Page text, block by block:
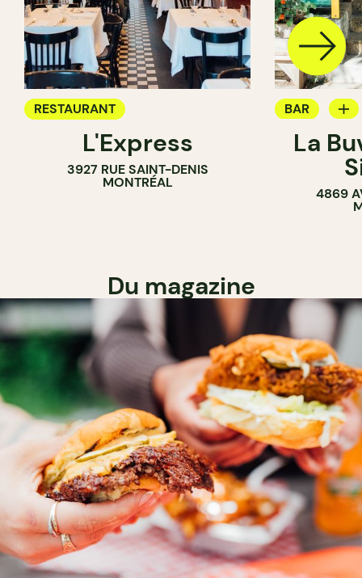
RESTAURANT
L'Express
3927 RUE SAINT-DENIS
MONTRÉAL
BAR
BAR À VIN
La
4869
Du magazine